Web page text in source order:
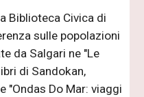
Biblioteca Civica di
sulle popolazioni
da Salgari ne "Le
di Sandokan,
"Ondas Do Mar: viaggi